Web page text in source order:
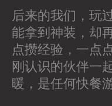
后来的我们，玩
能拿到神装，却
点攒经验，一点
刚认识的伙伴一
暖，是任何快餐